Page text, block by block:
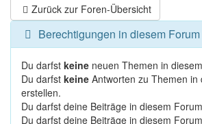
Zurück zur Foren-Übersicht
Berechtigungen in diesem Forum
Du darfst keine neuen Themen in
Du darfst keine Antworten zu Themen in
erstellen.
Du darfst deine Beiträge in diesem Forum
Du darfst deine Beiträge in diesem Forum